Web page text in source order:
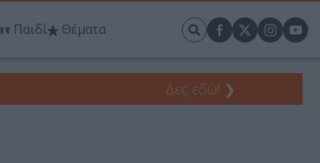
Παιδί Θέματα
Δες εδώ! ❯